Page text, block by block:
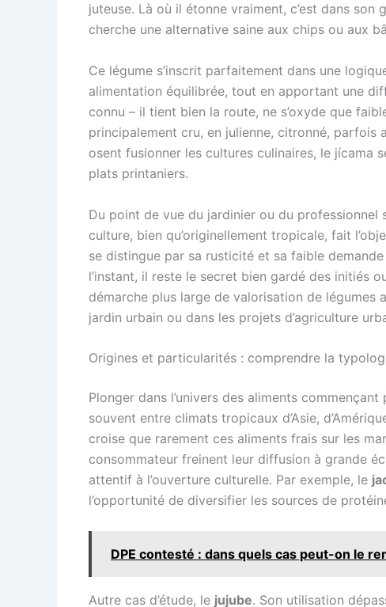
juteuse. Là où il étonne vraiment, c’est dans
cherche une alternative saine aux chips ou aux
Ce légume s’inscrit parfaitement dans une
alimentation équilibrée, tout en apportant une
connu – il tient bien la route, ne s’oxyde que
principalement cru, en julienne, citronné, parfois
osent fusionner les cultures culinaires, le jícama
plats printaniers.
Du point de vue du jardinier ou du professionnel
culture, bien qu’originellement tropicale, fait
se distingue par sa rusticité et sa faible
l’instant, il reste le secret bien gardé des initiés
démarche plus large de valorisation de légumes
jardin urbain ou dans les projets d’agriculture
Origines et particularités : comprendre la
Plonger dans l’univers des aliments
souvent entre climats tropicaux d’Asie,
croise que rarement ces aliments frais sur les
consommateur freinent leur diffusion à grande
attentif à l’ouverture culturelle. Par exemple, le
l’opportunité de diversifier les sources de
DPE contesté : dans quels cas peut-on le
Autre cas d’étude, le jujube. Son utilisation